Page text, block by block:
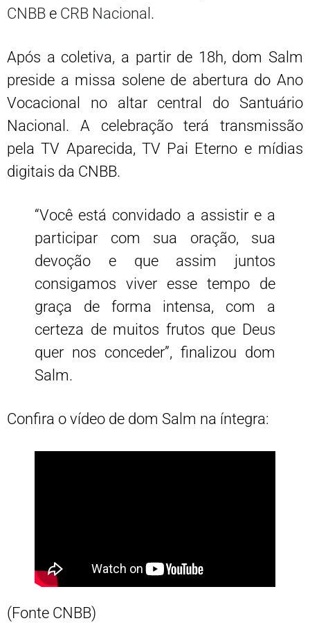
CNBB e CRB Nacional .
Após a coletiva, a partir de 18h, dom Salm
preside a missa solene de abertura do Ano
Vocacional no altar central do Santuário
Nacional. A celebração terá transmissão
pela TV Aparecida, TV Pai Eterno e mídias
digitais da CNBB.
“Você está convidado a assistir e a
participar com sua oração, sua
devoção e que assim juntos
consigamos viver esse tempo de
graça de forma intensa, com a
certeza de muitos frutos que Deus
quer nos conceder”, finalizou dom
Salm.
Confira o vídeo de dom Salm na íntegra:
(Fonte CNBB)